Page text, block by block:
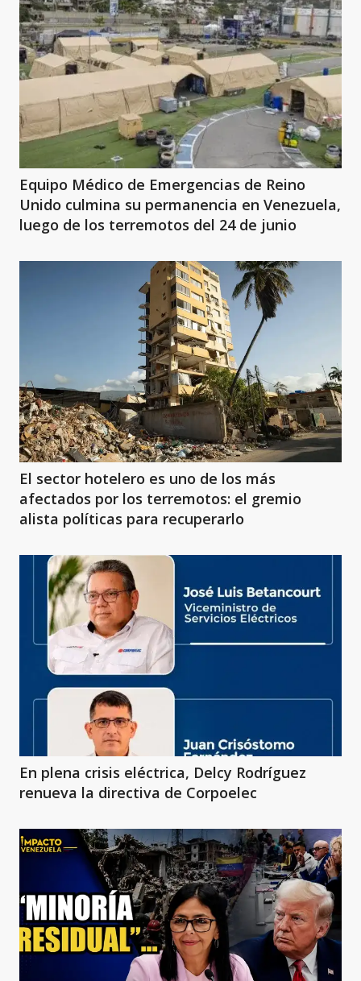
Equipo Médico de Emergencias de Reino
Unido culmina su permanencia en Venezuela,
luego de los terremotos del 24 de junio
El sector hotelero es uno de los más
afectados por los terremotos: el gremio
alista políticas para recuperarlo
En plena crisis eléctrica, Delcy Rodríguez
renueva la directiva de Corpoelec